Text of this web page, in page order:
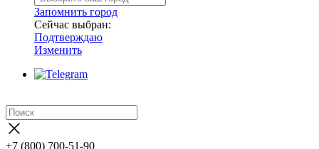
Запомнить город
Сейчас выбран:
Подтверждаю
Изменить
+7 (800) 700-51-90